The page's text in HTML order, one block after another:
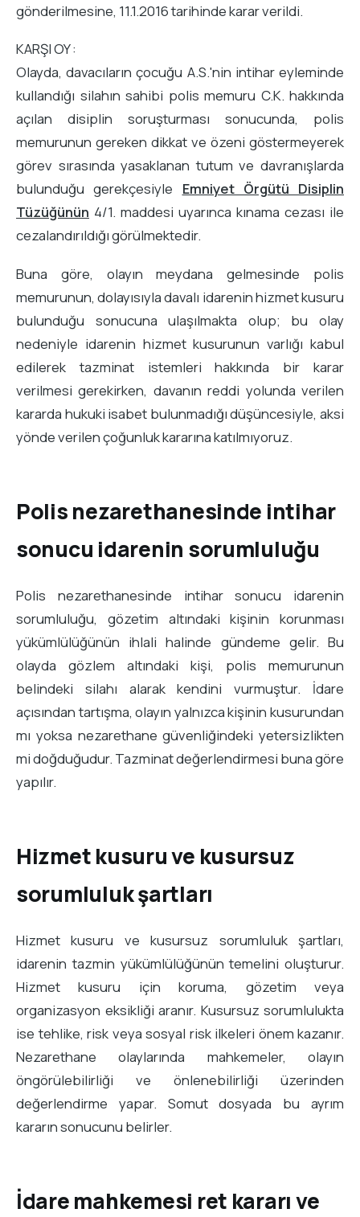
gönderilmesine, 11.1.2016 tarihinde karar verildi.
KARŞI OY :
Olayda, davacıların çocuğu A.S.'nin intihar eyleminde
kullandığı silahın sahibi polis memuru C.K. hakkında
açılan disiplin soruşturması sonucunda, polis
memurunun gereken dikkat ve özeni göstermeyerek
görev sırasında yasaklanan tutum ve davranışlarda
bulunduğu gerekçesiyle Emniyet Örgütü Disiplin
Tüzüğünün 4/1. maddesi uyarınca kınama cezası ile
cezalandırıldığı görülmektedir.
Buna göre, olayın meydana gelmesinde polis
memurunun, dolayısıyla davalı idarenin hizmet kusuru
bulunduğu sonucuna ulaşılmakta olup; bu olay
nedeniyle idarenin hizmet kusurunun varlığı kabul
edilerek tazminat istemleri hakkında bir karar
verilmesi gerekirken, davanın reddi yolunda verilen
kararda hukuki isabet bulunmadığı düşüncesiyle, aksi
yönde verilen çoğunluk kararına katılmıyoruz.
Polis nezarethanesinde intihar
sonucu idarenin sorumluluğu
Polis nezarethanesinde intihar sonucu idarenin
sorumluluğu, gözetim altındaki kişinin korunması
yükümlülüğünün ihlali halinde gündeme gelir. Bu
olayda gözlem altındaki kişi, polis memurunun
belindeki silahı alarak kendini vurmuştur. İdare
açısından tartışma, olayın yalnızca kişinin kusurundan
mı yoksa nezarethane güvenliğindeki yetersizlikten
mi doğduğudur. Tazminat değerlendirmesi buna göre
yapılır.
Hizmet kusuru ve kusursuz
sorumluluk şartları
Hizmet kusuru ve kusursuz sorumluluk şartları,
idarenin tazmin yükümlülüğünün temelini oluşturur.
Hizmet kusuru için koruma, gözetim veya
organizasyon eksikliği aranır. Kusursuz sorumlulukta
ise tehlike, risk veya sosyal risk ilkeleri önem kazanır.
Nezarethane olaylarında mahkemeler, olayın
öngörülebilirliği ve önlenebilirliği üzerinden
değerlendirme yapar. Somut dosyada bu ayrım
kararın sonucunu belirler.
İdare mahkemesi ret kararı ve